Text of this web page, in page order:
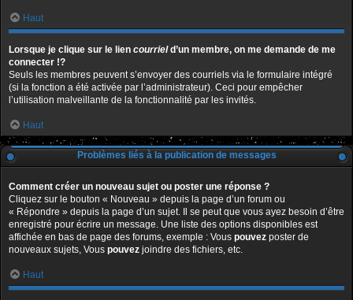
Haut
Lorsque je clique sur le lien courrield’un membre, on me demande de me
connecter !?
Seuls les membres peuvent s’envoyer des courriels via le formulaire intégré
(si la fonction a été activée par l’administrateur). Ceci pour empêcher
l’utilisation malveillante de la fonctionnalité par les invités.
Haut
Problèmes liés à la publication de messages
Comment créer un nouveau sujet ou poster une réponse ?
Cliquez sur le bouton « Nouveau » depuis la page d’un forum ou
« Répondre » depuis la page d’un sujet. Il se peut que vous ayez besoin d’être
enregistré pour écrire un message. Une liste des options disponibles est
affichée en bas de page des forums, exemple : Vous pouvez poster de
nouveaux sujets, Vous pouvez joindre des fichiers, etc.
Haut